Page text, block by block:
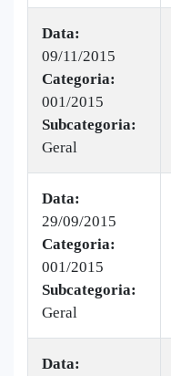
Data:
09/11/2015
Categoria:
001/2015
Subcategoria:
Geral
Data:
29/09/2015
Categoria:
001/2015
Subcategoria:
Geral
Data: